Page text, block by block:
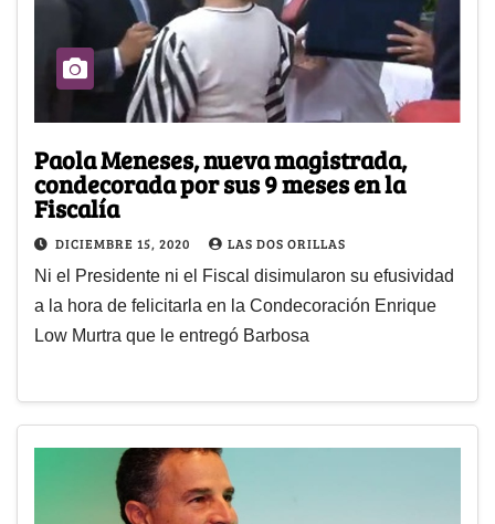
Paola Meneses, nueva magistrada,
condecorada por sus 9 meses en la
Fiscalía
DICIEMBRE 15, 2020 LAS DOS ORILLAS
Ni el Presidente ni el Fiscal disimularon su efusividad
a la hora de felicitarla en la Condecoración Enrique
Low Murtra que le entregó Barbosa